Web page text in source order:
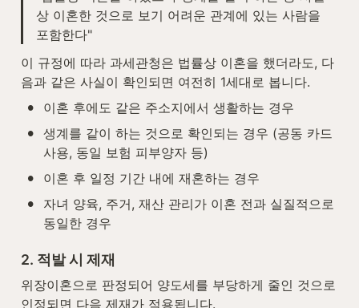
상 이혼한 것으로 보기 어려운 관계에 있는 사람을
포함한다"
이 규정에 따라 과세관청은 법률상 이혼을 했더라도, 다
음과 같은 사실이 확인되면 여전히 1세대로 봅니다.
• 이혼 후에도 같은 주소지에서 생활하는 경우
• 생계를 같이 하는 것으로 확인되는 경우 (공동 카드
사용, 동일 보험 피부양자 등)
• 이혼 후 일정 기간 내에 재혼하는 경우
•
자녀 양육, 주거, 재산 관리가 이혼 전과 실질적으로
동일한 경우
2. 적발 시 제재
위장이혼으로 판정되어 양도세를 부당하게 줄인 것으로
인정되면 다음 제재가 적용됩니다.